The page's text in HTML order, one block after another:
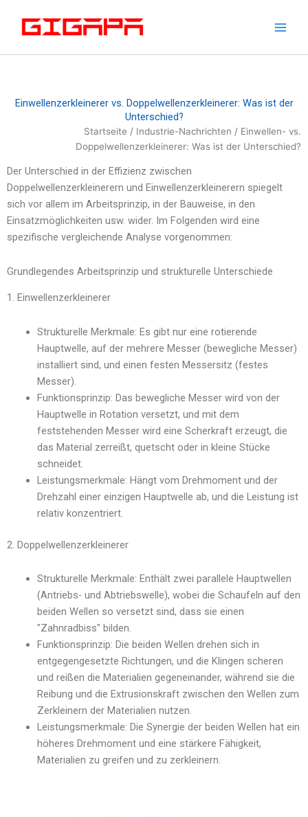
Inhalt
Einwellenzerkleinerer vs. Doppelwellenzerkleinerer: Was ist der
Unterschied?
Startseite / Industrie-Nachrichten / Einwellen- vs.
Doppelwellenzerkleinerer: Was ist der Unterschied?
Der Unterschied in der Effizienz zwischen
Doppelwellenzerkleinerern und Einwellenzerkleinerern spiegelt
sich vor allem im Arbeitsprinzip, in der Bauweise, in den
Einsatzmöglichkeiten usw. wider. Im Folgenden wird eine
spezifische vergleichende Analyse vorgenommen:
Grundlegendes Arbeitsprinzip und strukturelle Unterschiede
1. Einwellenzerkleinerer
Strukturelle Merkmale: Es gibt nur eine rotierende
Hauptwelle, auf der mehrere Messer (bewegliche Messer)
installiert sind, und einen festen Messersitz (festes
Messer).
Funktionsprinzip: Das bewegliche Messer wird von der
Hauptwelle in Rotation versetzt, und mit dem
feststehenden Messer wird eine Scherkraft erzeugt, die
das Material zerreißt, quetscht oder in kleine Stücke
schneidet.
Leistungsmerkmale: Hängt vom Drehmoment und der
Drehzahl einer einzigen Hauptwelle ab, und die Leistung ist
relativ konzentriert.
2. Doppelwellenzerkleinerer
Strukturelle Merkmale: Enthält zwei parallele Hauptwellen
(Antriebs- und Abtriebswelle), wobei die Schaufeln auf den
beiden Wellen so versetzt sind, dass sie einen
"Zahnradbiss" bilden.
Funktionsprinzip: Die beiden Wellen drehen sich in
entgegengesetzte Richtungen, und die Klingen scheren
und reißen die Materialien gegeneinander, während sie die
Reibung und die Extrusionskraft zwischen den Wellen zum
Zerkleinern der Materialien nutzen.
Leistungsmerkmale: Die Synergie der beiden Wellen hat ein
höheres Drehmoment und eine stärkere Fähigkeit,
Materialien zu greifen und zu zerkleinern.